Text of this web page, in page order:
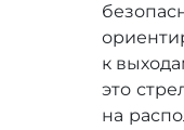
к
это
на